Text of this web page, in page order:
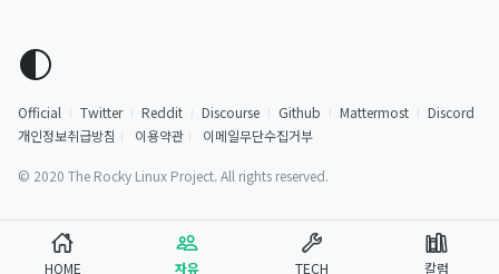
Official Twitter Reddit Discourse Github Mattermost
Discord
개인정보취급방침
이용약관 이메일무단수집거부
© 2020 The Rocky Linux Project. All rights reserved.
HOME 자유 TECH 칼럼